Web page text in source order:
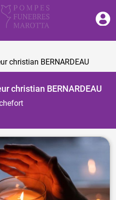
christian BERNARDEAU
christian BERNARDEAU